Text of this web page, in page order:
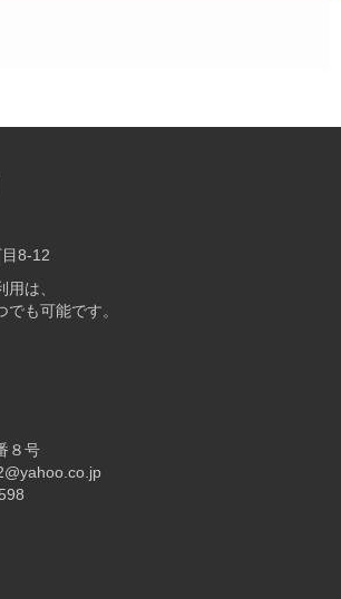
8-12
は、
も可能です。
８号